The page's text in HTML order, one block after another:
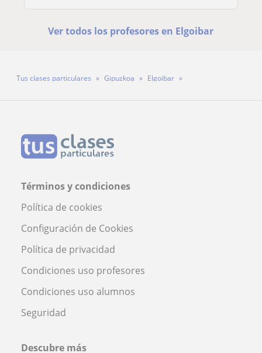
Ver todos los profesores en Elgoibar
Tus clases particulares Gipuzkoa
Elgoibar
Términos y condiciones
Política de cookies
Configuración de Cookies
Política de privacidad
Condiciones uso profesores
Condiciones uso alumnos
Seguridad
Descubre más